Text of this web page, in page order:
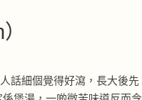
話細個覺得好瀉，長大後先